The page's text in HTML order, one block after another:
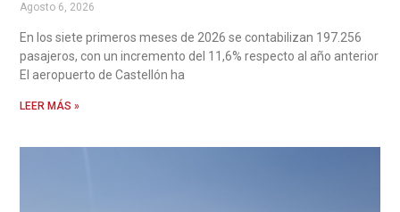
Agosto 6, 2026
En los siete primeros meses de 2026 se contabilizan 197.256
pasajeros, con un incremento del 11,6% respecto al año anterior
El aeropuerto de Castellón ha
LEER MÁS »